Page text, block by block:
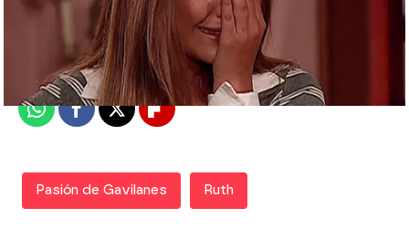
Nova
Madrid
Publicado:11 de agosto de 2017, 16:53
WhatsappFacebook
X Flipboard
Pasión de Gavilanes Ruth